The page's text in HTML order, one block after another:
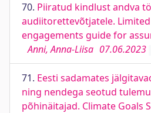
70. Piiratud kindlust andva
audiitorettevõtjatele.
engagements guide for
Anni, Anna-Liisa 07.06.2023
71. Eesti sadamates
ning nendega seotud
põhinäitajad. Climate Goals